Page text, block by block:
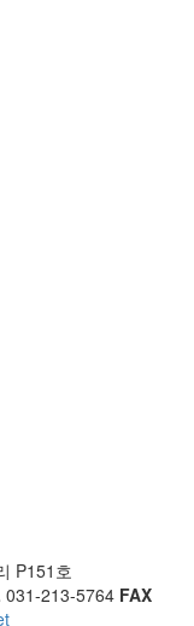
P151호
031-213-5764 FAX